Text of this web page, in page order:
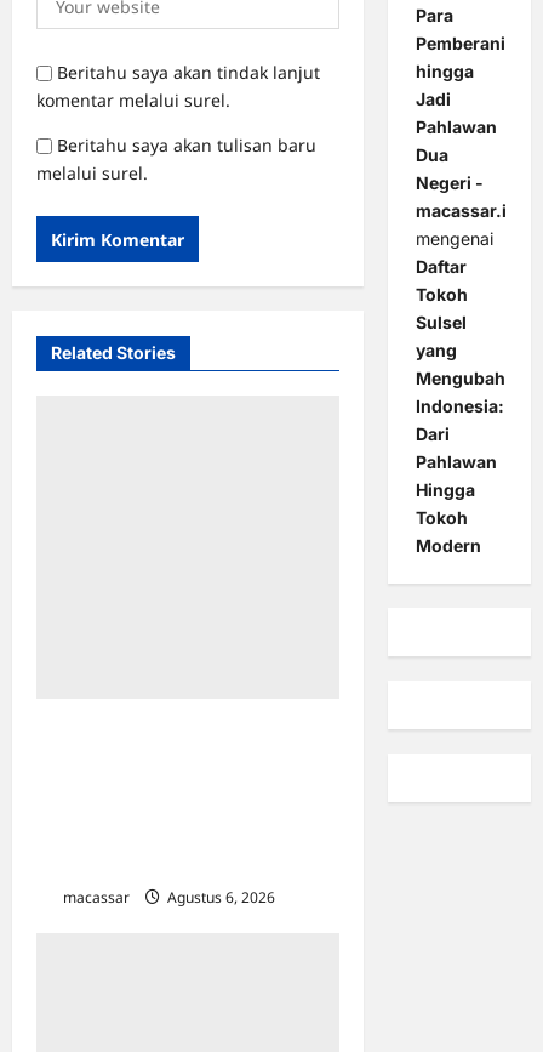
Beritahu saya akan tindak lanjut
komentar melalui surel.
Beritahu saya akan tulisan baru
melalui surel.
Related Stories
macassar Agustus 6, 2026
Para
Pemberani
hingga
Jadi
Pahlawan
Dua
Negeri -
macassar.id
mengenai
Daftar
Tokoh
Sulsel
yang
Mengubah
Indonesia:
Dari
Pahlawan
Hingga
Tokoh
Modern